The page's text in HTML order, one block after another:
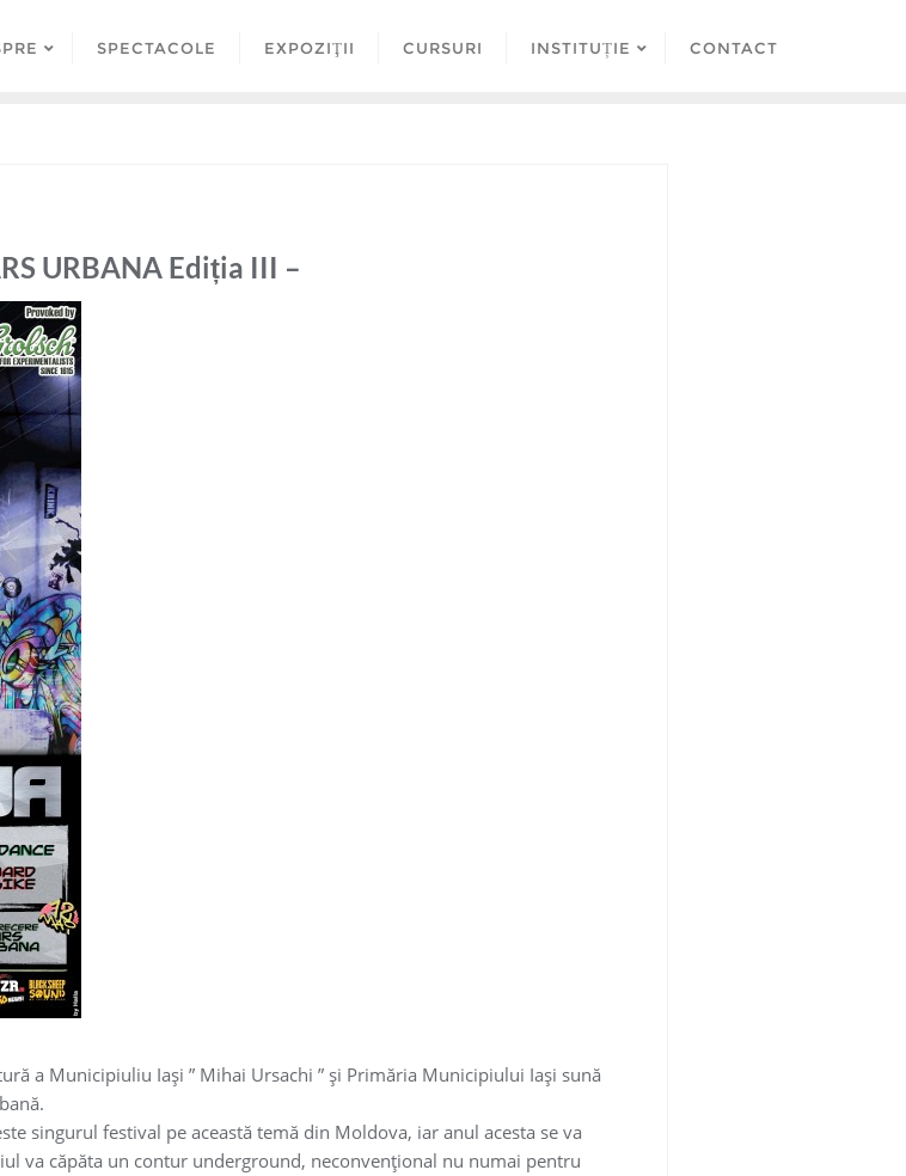
SPECTACOLE EXPOZIŢII CURSURI INSTITUȚIE CONTACT
URBANA Ediția III –
a Municipiuliu Iași ” Mihai Ursachi ” și Primăria Municipiului Iași sună
singurul festival pe această temă din Moldova, iar anul acesta se va
va căpăta un contur underground, neconvenţional nu numai pentru